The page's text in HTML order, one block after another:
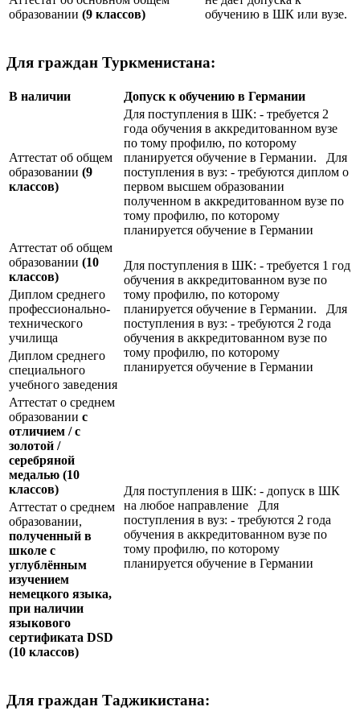
образовании (9 классов)
обучению в ШК или вузе.
Для граждан Туркменистана:
В наличии Допуск к обучению в Германии
Аттестат об общем
образовании (9
классов)
Для поступления в ШК: - требуется 2
года обучения в аккредитованном вузе
по тому профилю, по которому
планируется обучение в Германии. Для
поступления в вуз: - требуются диплом о
первом высшем образовании
полученном в аккредитованном вузе по
тому профилю, по которому
планируется обучение в Германии
Аттестат об общем
образовании (10
классов)
Для поступления в ШК: - требуется 1 год
обучения в аккредитованном вузе по
тому профилю, по которому
планируется обучение в Германии. Для
поступления в вуз: - требуются 2 года
обучения в аккредитованном вузе по
тому профилю, по которому
планируется обучение в Германии
Диплом среднего
профессионально-
технического
училища
Диплом среднего
специального
учебного заведения
Аттестат о среднем
образовании с
отличием / с
золотой /
серебряной
медалью (10
классов)
Для поступления в ШК: - допуск в ШК
на любое направление Для
поступления в вуз: - требуются 2 года
обучения в аккредитованном вузе по
тому профилю, по которому
планируется обучение в Германии
Аттестат о среднем
образовании,
полученный в
школе с
углублённым
изучением
немецкого языка,
при наличии
языкового
сертификата DSD
(10 классов)
Для граждан Таджикистана: